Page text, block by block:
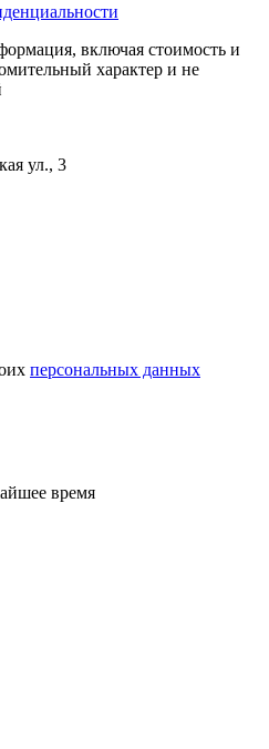
включая стоимость и
характер и не
ул., 3
персональных данных
время